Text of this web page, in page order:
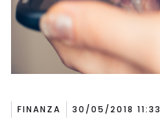
FINANZA 30/05/2018 11:33